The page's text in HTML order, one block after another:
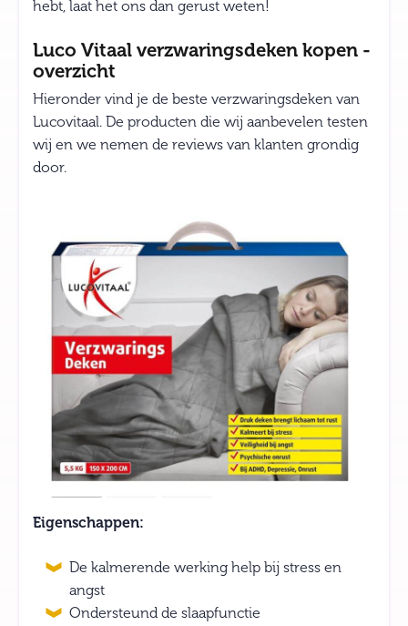
hebt, laat het ons dan gerust weten!
Luco Vitaal verzwaringsdeken kopen -
overzicht
Hieronder vind je de beste verzwaringsdeken van
Lucovitaal. De producten die wij aanbevelen testen
wij en we nemen de reviews van klanten grondig
door.
Eigenschappen:
De kalmerende werking help bij stress en
angst
Ondersteund de slaapfunctie